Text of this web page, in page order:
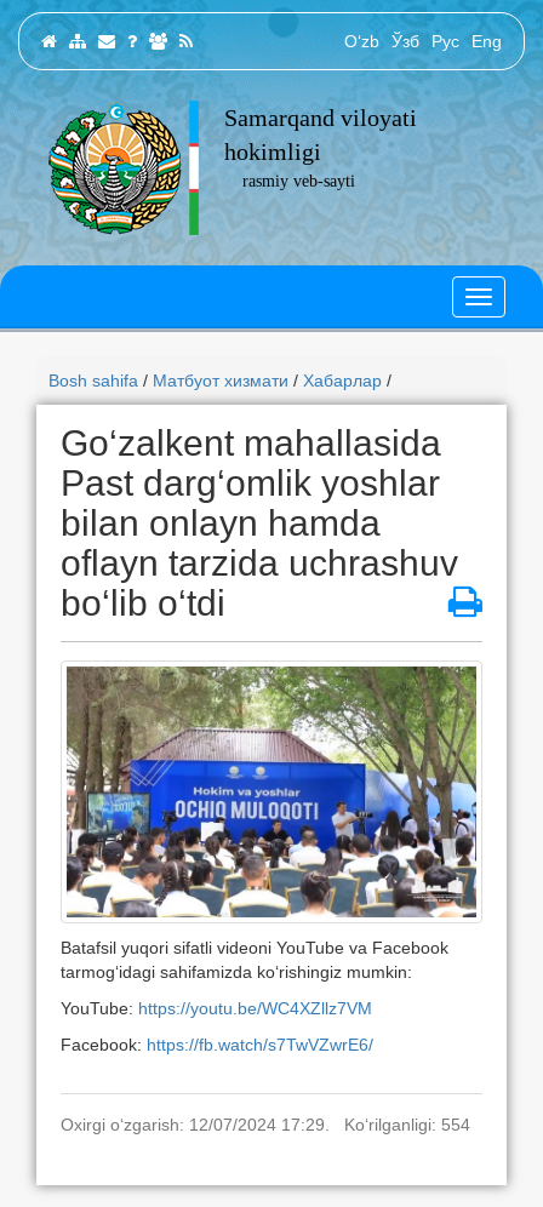
O‘zb Ўзб Рус Eng
Samarqand viloyati
hokimligi
rasmiy veb-sayti
Bosh sahifa / Матбуот хизмати / Хабарлар /
Go‘zalkent mahallasida
Past darg‘omlik yoshlar
bilan onlayn hamda
oflayn tarzida uchrashuv
bo‘lib o‘tdi
Batafsil yuqori sifatli videoni YouTube va Facebook
tarmog‘idagi sahifamizda ko‘rishingiz mumkin:
YouTube: https://youtu.be/WC4XZllz7VM
Facebook: https://fb.watch/s7TwVZwrE6/
Oxirgi o‘zgarish: 12/07/2024 17:29. Ko‘rilganligi: 554